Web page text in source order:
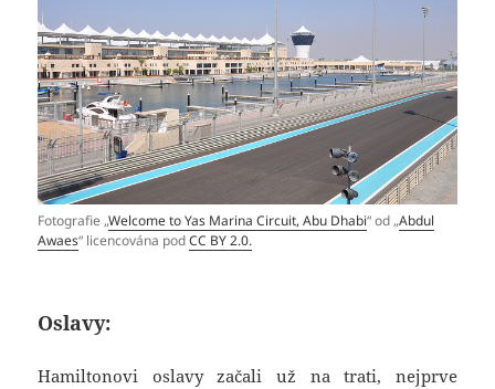
Fotografie „Welcome to Yas Marina Circuit, Abu Dhabi“ od „Abdul
Awaes“ licencována podCC BY 2.0.
Oslavy:
Hamiltonovi oslavy začali už na trati, nejprve